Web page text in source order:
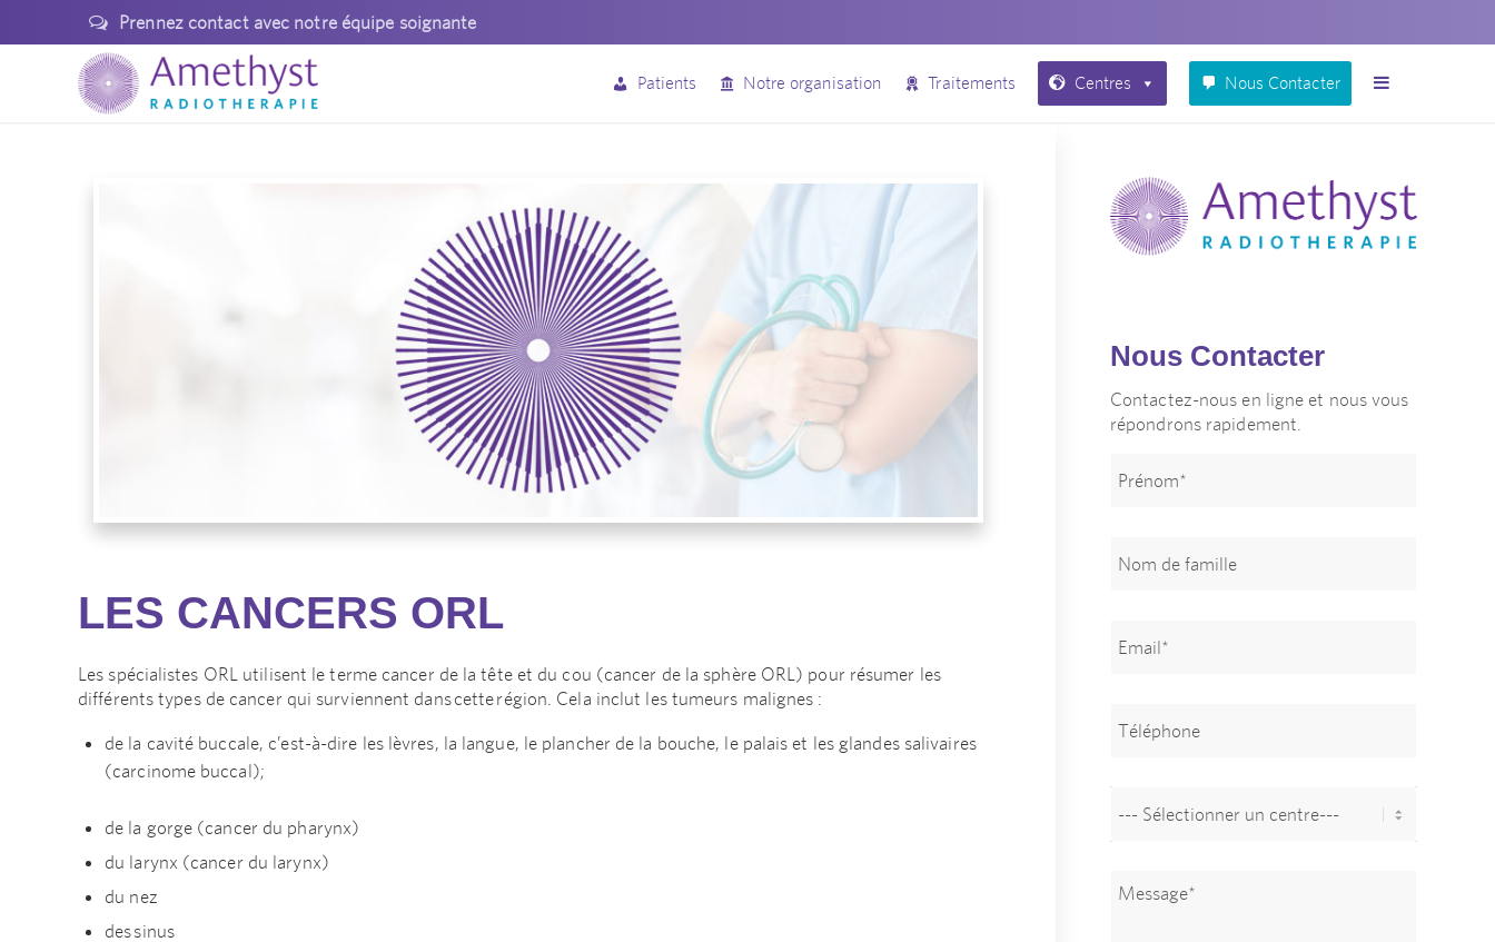
Prennez contact avec notre équipe soignante
Patients Notre organisation Traitements Centres Nous Contacter
LES CANCERS ORL
Les spécialistes ORL utilisent le terme cancer de la tête et du cou (cancer de la sphère ORL) pour résumer les
différents types de cancer qui surviennent dans cette région. Cela inclut les tumeurs malignes :
de la cavité buccale, c’est-à-dire les lèvres, la langue, le plancher de la bouche, le palais et les glandes salivaires
(carcinome buccal);
de la gorge (cancer du pharynx)
du larynx (cancer du larynx)
du nez
des sinus
Nous Contacter
Contactez-nous en ligne et nous vous
répondrons rapidement.